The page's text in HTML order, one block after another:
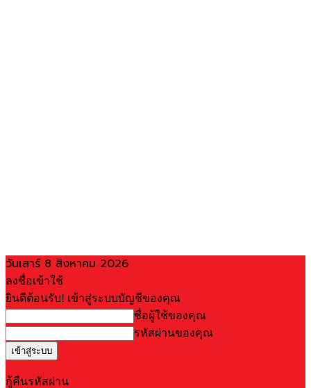
วันเสาร์ 8 สิงหาคม 2026
ลงชื่อเข้าใช้
ยินดีต้อนรับ! เข้าสู่ระบบบัญชีของคุณ
ชื่อผู้ใช้ของคุณ
รหัสผ่านของคุณ
กู้คืนรหัสผ่าน